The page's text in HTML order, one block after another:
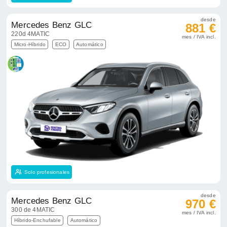
Mercedes Benz GLC
220d 4MATIC
Micro-Híbrido ECO Automático
desde
881 €
mes / IVA incl.
Solo profesionales
Mercedes Benz GLC
300 de 4MATIC
Híbrido-Enchufable Automático
desde
970 €
mes / IVA incl.